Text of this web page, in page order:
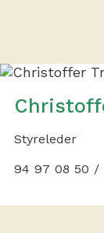
Styreleder
94 97 08 50 /